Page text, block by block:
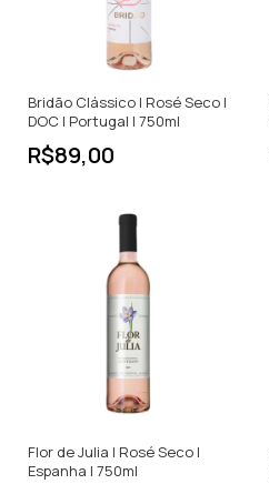
Bridão Clássico | Rosé Seco |
DOC | Portugal | 750ml
R$89,00
Flor de Julia | Rosé Seco |
Espanha | 750ml